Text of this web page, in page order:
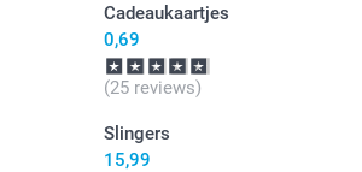
Cadeaukaartjes
0,69
(25 reviews)
Slingers
15,99